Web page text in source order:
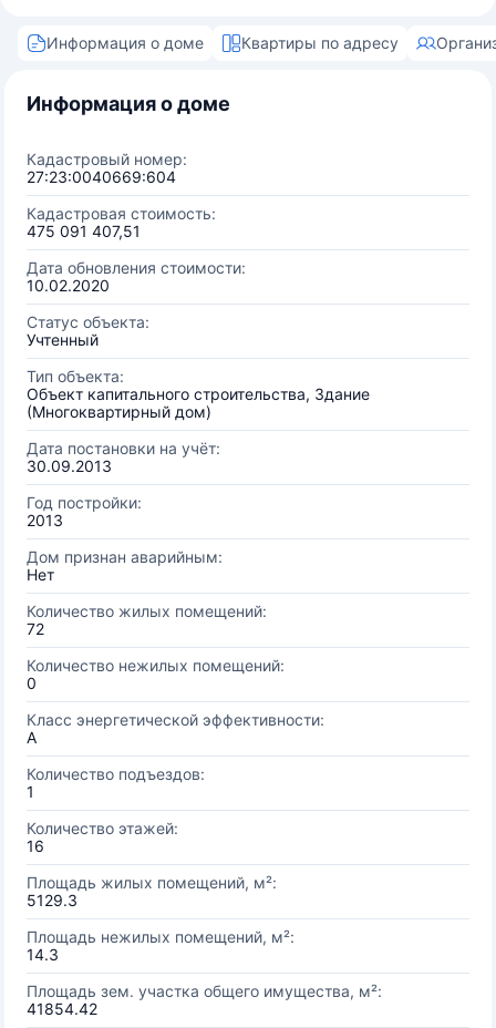
Информация о доме Квартиры по адресу
Информация о доме
Кадастровый номер:
27:23:0040669:604
Кадастровая стоимость:
475 091 407,51
Дата обновления стоимости:
10.02.2020
Статус объекта:
Учтенный
Тип объекта:
Объект капитального строительства, Здание
(Многоквартирный дом)
Дата постановки на учёт:
30.09.2013
Год постройки:
2013
Дом признан аварийным:
Нет
Количество жилых помещений:
72
Количество нежилых помещений:
0
Класс энергетической эффективности:
A
Количество подъездов:
1
Количество этажей:
16
Площадь жилых помещений, м²:
5129.3
Площадь нежилых помещений, м²:
14.3
Площадь зем. участка общего имущества, м²:
41854.42